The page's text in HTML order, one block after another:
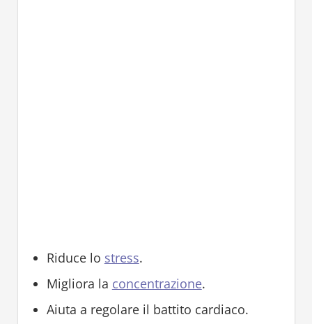
Riduce lo stress.
Migliora la concentrazione.
Aiuta a regolare il battito cardiaco.